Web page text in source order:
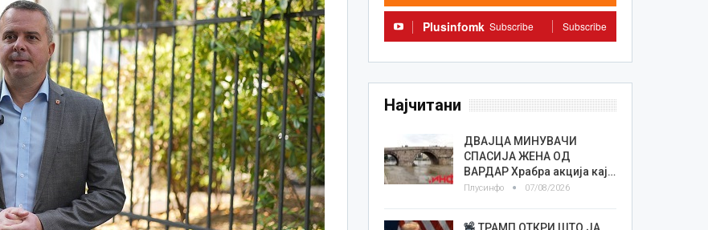
Plusinfomk Subscribe Subscribe
Најчитани
ДВАЈЦА МИНУВАЧИ
СПАСИЈА ЖЕНА ОД
ВАРДАР Храбра акција кај…
Плусинфо 07/08/2026
ТРАМП ОТКРИ ШТО ЈА